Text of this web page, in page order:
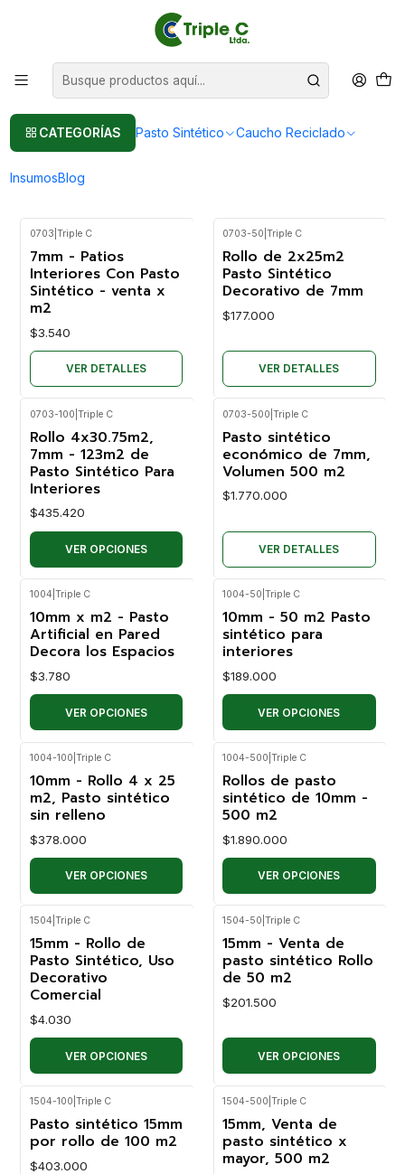
CATEGORÍAS Pasto Sintético Caucho Reciclado
InsumosBlog
Pasto sintético Para Jardín
Pasto Sintético Para Jardín
Productos para jardín, uso residencial o comercial, vías publicas
FILTROS
0703 Triple C
7mm - Patios
Interiores Con Pasto
Sintético - venta x
m2
$3.540
VER DETALLES
0703-50 Triple C
Rollo de 2x25m2
Pasto Sintético
Decorativo de 7mm
$177.000
VER DETALLES
0703-100 Triple C
Rollo 4x30.75m2,
7mm - 123m2 de
Pasto Sintético Para
Interiores
$435.420
VER OPCIONES
0703-500 Triple C
Pasto sintético
económico de 7mm,
Volumen 500 m2
$1.770.000
VER DETALLES
1004 Triple C
10mm x m2 - Pasto
Artificial en Pared
Decora los Espacios
$3.780
VER OPCIONES
1004-50 Triple C
10mm - 50 m2 Pasto
sintético para
interiores
$189.000
VER OPCIONES
1004-100 Triple C
10mm - Rollo 4 x 25
m2, Pasto sintético
sin relleno
$378.000
VER OPCIONES
1004-500 Triple C
Rollos de pasto
sintético de 10mm -
500 m2
$1.890.000
VER OPCIONES
1504 Triple C
15mm - Rollo de
Pasto Sintético, Uso
Decorativo
Comercial
$4.030
VER OPCIONES
1504-50 Triple C
15mm - Venta de
pasto sintético Rollo
de 50 m2
$201.500
VER OPCIONES
1504-100 Triple C
Pasto sintético 15mm
por rollo de 100 m2
$403.000
1504-500 Triple C
15mm, Venta de
pasto sintético x
mayor, 500 m2